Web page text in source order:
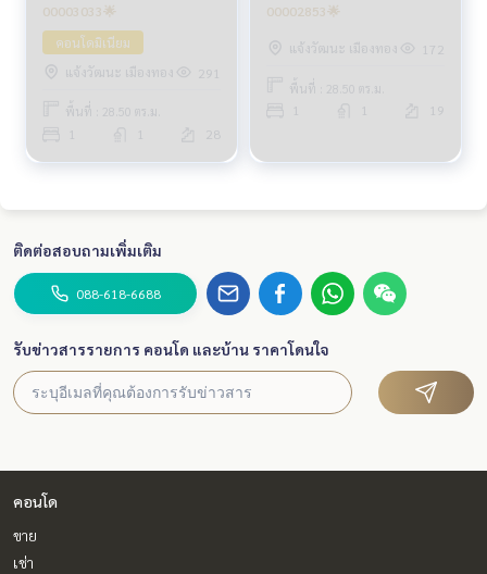
00003033🌟
คอนโดมิเนียม
แจ้งวัฒนะ เมืองทอง
291
พื้นที่ : 28.50 ตร.ม.
28
00002853🌟
แจ้งวัฒนะ เมืองทอง 172
พื้นที่ : 28.50 ตร.ม.
19
ติดต่อสอบถามเพิ่มเติม
088-618-6688
รับข่าวสารรายการ คอนโด และบ้าน ราคาโดนใจ
คอนโด
ขาย
เช่า